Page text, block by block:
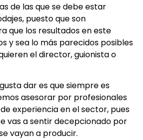
de las que se debe estar
puesto que son
que los resultados en este
y sea lo más parecidos posibles
el director, guionista o
dar es que siempre es
asesorar por profesionales
experiencia en el sector, pues
vas a sentir decepcionado por
vayan a producir.